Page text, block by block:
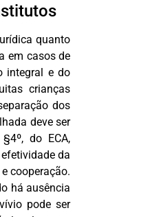
quanto
em casos de
integral e do
crianças
dos
deve ser
do ECA,
da
cooperação.
há ausência
pode ser